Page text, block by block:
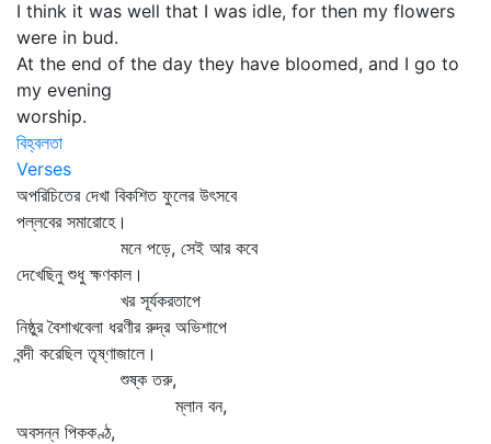
I think it was well that I was idle, for then my flowers
were in bud.
At the end of the day they have bloomed, and I go to
my evening
worship.
বিহ্বলতা
Verses
অপরিচিতের দেখা বিকশিত ফুলের উৎসবে
পল্লবের সমারোহে।
মনে পড়ে, সেই আর কবে
দেখেছিনু শুধু ক্ষণকাল।
খর সূর্যকরতাপে
নিষ্ঠুর বৈশাখবেলা ধরণীর রুদ্র অভিশাপে
বন্দী করেছিল তৃষ্ণাজালে।
শুষ্ক তরু,
ম্লান বন,
অবসন্ন পিককণ্ঠ,